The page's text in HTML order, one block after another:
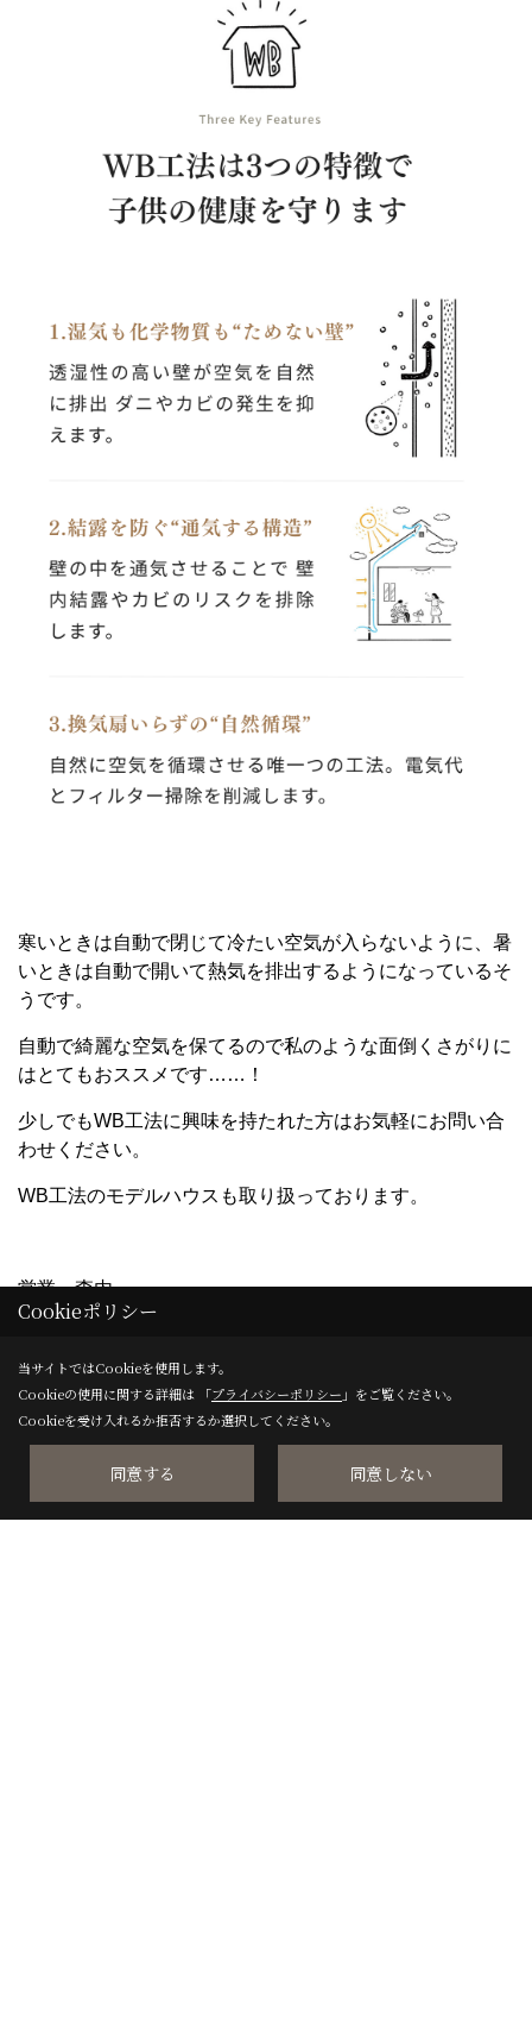
寒いときは自動で閉じて冷たい空気が入らないように、暑
いときは自動で開いて熱気を排出するようになっているそ
うです。
自動で綺麗な空気を保てるので私のような面倒くさがりに
はとてもおススメです……！
少しでもWB工法に興味を持たれた方はお気軽にお問い合
わせください。
WB工法のモデルハウスも取り扱っております。
営業 森内
記事一覧｜2024年7月
WB工法体験！
Cookieポリシー
当サイトではCookieを使用します。
Cookieの使用に関する詳細は 「プライバシーポリシー 」をご覧ください。
Cookieを受け入れるか拒否するか選択してください。
同意する 同意しない